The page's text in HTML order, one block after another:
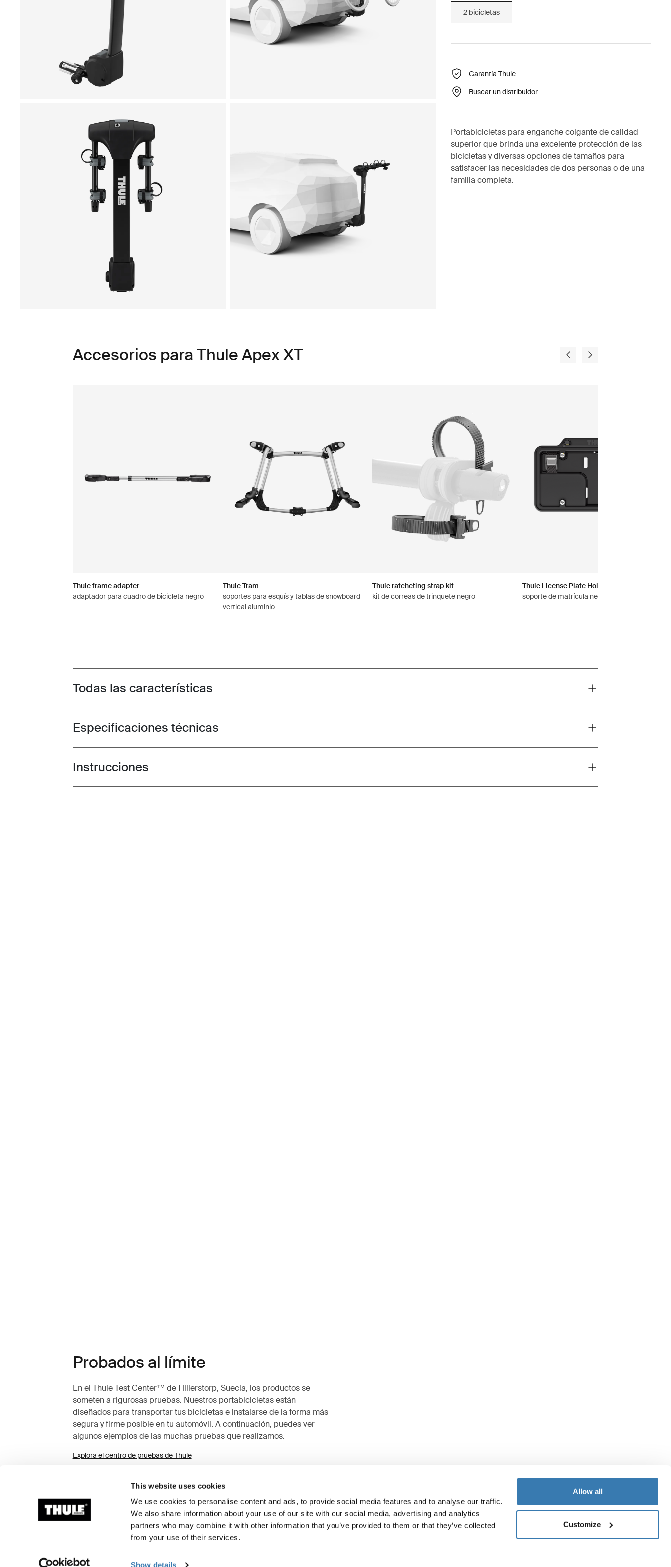
This website uses cookies
We use cookies to personalise content and ads, to provide social media features and to analyse our traffic.
We also share information about your use of our site with our social media, advertising and analytics
partners who may combine it with other information that you’ve provided to them or that they’ve collected
from your use of their services.
Show details
Allow all
Customize
2 bicicletas
Garantía Thule
Buscar un distribuidor
Portabicicletas para enganche colgante de calidad
superior que brinda una excelente protección de las
bicicletas y diversas opciones de tamaños para
satisfacer las necesidades de dos personas o de una
familia completa.
Accesorios para Thule Apex XT
Thule frame adapter
adaptador para cuadro de bicicleta negro
Thule Tram
soportes para esquís y tablas de snowboard
vertical aluminio
Thule ratcheting strap kit
kit de correas de trinquete negro
Thule License Plate Holder
soporte de matrícula negro
Toggle features
Todas las características
Toggle techspec
Especificaciones técnicas
Toggle guides and instructions
Instrucciones
Probados al límite
En el Thule Test Center™ de Hillerstorp, Suecia, los productos se
someten a rigurosas pruebas. Nuestros portabicicletas están
diseñados para transportar tus bicicletas e instalarse de la forma más
segura y firme posible en tu automóvil. A continuación, puedes ver
algunos ejemplos de las muchas pruebas que realizamos.
Explora el centro de pruebas de Thule